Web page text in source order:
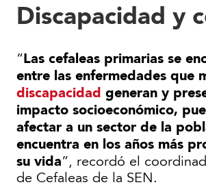
Discapacidad y
“Las cefaleas primarias se
entre las enfermedades que
discapacidad generan y
impacto socioeconómico,
afectar a un sector de la
encuentra en los años más
su vida”, recordó el
de Cefaleas de la SEN.